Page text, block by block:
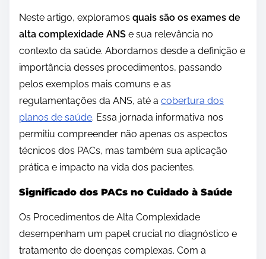
Neste artigo, exploramos quais são os exames de
alta complexidade ANS e sua relevância no
contexto da saúde. Abordamos desde a definição e
importância desses procedimentos, passando
pelos exemplos mais comuns e as
regulamentações da ANS, até a cobertura dos
planos de saúde. Essa jornada informativa nos
permitiu compreender não apenas os aspectos
técnicos dos PACs, mas também sua aplicação
prática e impacto na vida dos pacientes.
Significado dos PACs no Cuidado à Saúde
Os Procedimentos de Alta Complexidade
desempenham um papel crucial no diagnóstico e
tratamento de doenças complexas. Com a